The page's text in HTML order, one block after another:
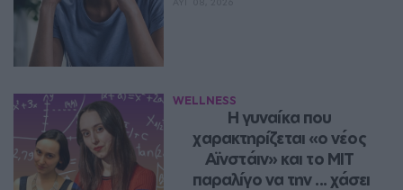
WELLNESS
Η γυναίκα που
χαρακτηρίζεται «ο νέος
Αϊνστάιν» και το MIT
παραλίγο να την ... χάσει